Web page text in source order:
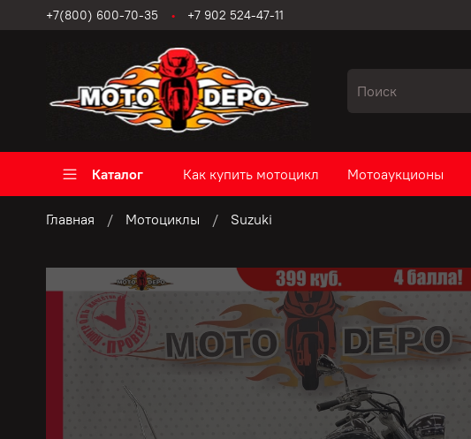
+7(800) 600-70-35 +7 902 524-47-11
Каталог Как купить мотоцикл Мотоаукционы
Главная Мотоциклы Suzuki